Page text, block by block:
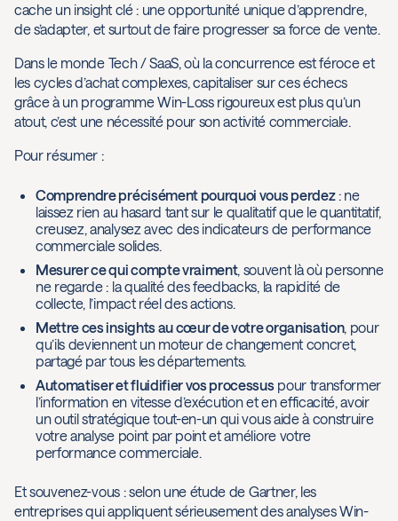
cache un insight clé : une opportunité unique d’apprendre,
de s’adapter, et surtout de faire progresser sa force de vente.
Dans le monde Tech / SaaS, où la concurrence est féroce et
les cycles d’achat complexes, capitaliser sur ces échecs
grâce à un programme Win-Loss rigoureux est plus qu’un
atout, c’est une nécessité pour son activité commerciale.
Pour résumer :
Comprendre précisément pourquoi vous perdez: ne
laissez rien au hasard tant sur le qualitatif que le quantitatif,
creusez, analysez avec des indicateurs de performance
commerciale solides.
Mesurer ce qui compte vraiment, souvent là où personne
ne regarde : la qualité des feedbacks, la rapidité de
collecte, l’impact réel des actions.
Mettre ces insights au cœur de votre organisation, pour
qu’ils deviennent un moteur de changement concret,
partagé par tous les départements.
Automatiser et fluidifier vos processuspour transformer
l’information en vitesse d’exécution et en efficacité, avoir
un outil stratégique tout-en-un qui vous aide à construire
votre analyse point par point et améliore votre
performance commerciale.
Et souvenez-vous : selon une étude de Gartner, les
entreprises qui appliquent sérieusement des analyses Win-